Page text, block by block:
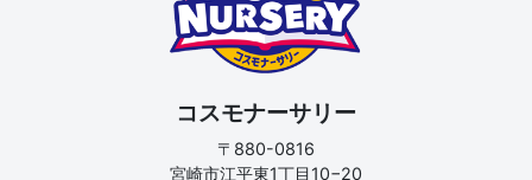
コスモナーサリー
〒880-0816
宮崎市江平東1丁目10−20